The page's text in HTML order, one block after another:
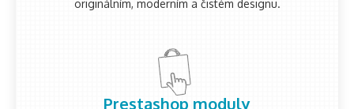
originálním, moderním a čistém designu.
Prestashop moduly